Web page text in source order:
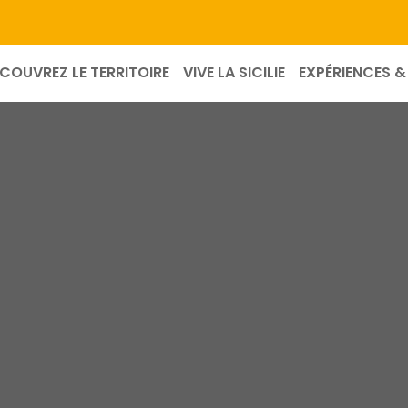
LE TERRITOIRE VIVE LA SICILIE EXPÉRIENCES